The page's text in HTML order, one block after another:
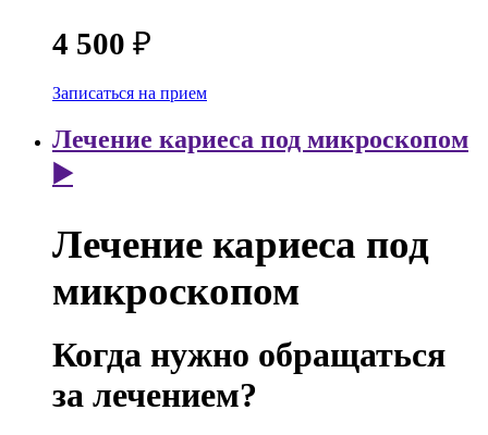
4 500 ₽
Записаться на прием
Лечение кариеса под микроскопом
▶️
Лечение кариеса под
микроскопом
Когда нужно обращаться
за лечением?